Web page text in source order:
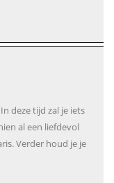
deze tijd zal je iets
al een liefdevol
Verder houd je je